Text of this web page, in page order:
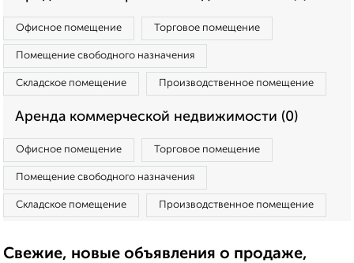
Офисное помещение Торговое помещение
Помещение свободного назначения
Складское помещение Производственное помещение
Аренда коммерческой недвижимости (0)
Офисное помещение Торговое помещение
Помещение свободного назначения
Складское помещение Производственное помещение
Свежие, новые объявления о продаже,